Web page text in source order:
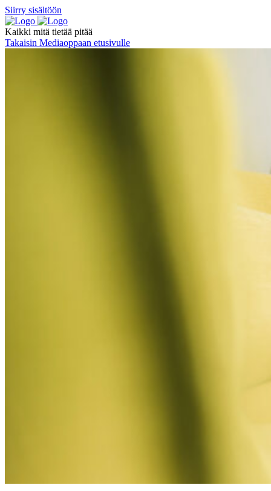
Siirry sisältöön
Kaikki mitä tietää pitää
Takaisin Mediaoppaan etusivulle